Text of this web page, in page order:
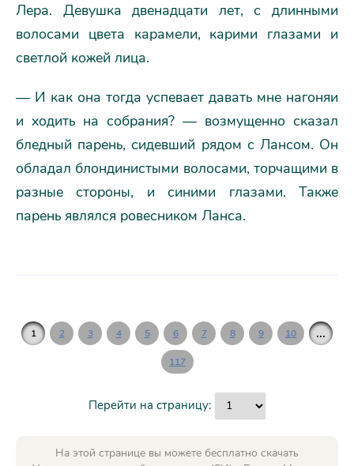
Лера. Девушка двенадцати лет, с длинными
волосами цвета карамели, карими глазами и
светлой кожей лица.
— И как она тогда успевает давать мне нагоняи
и ходить на собрания? — возмущенно сказал
бледный парень, сидевший рядом с Лансом. Он
обладал блондинистыми волосами, торчащими в
разные стороны, и синими глазами. Также
парень являлся ровесником Ланса.
1 2 3 4 5 6 7 8 9 10 ...
117
Перейти на страницу:
На этой странице вы можете бесплатно скачать